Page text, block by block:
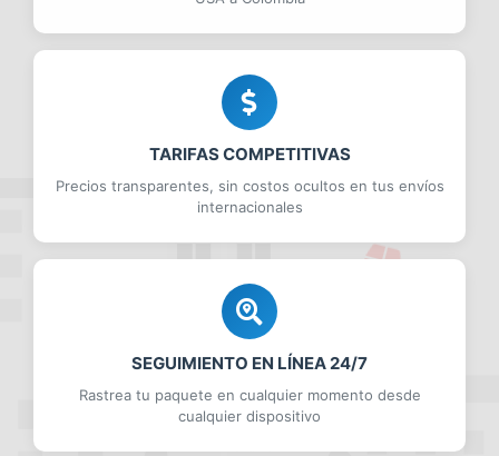
TARIFAS COMPETITIVAS
Precios transparentes, sin costos ocultos en tus envíos
internacionales
SEGUIMIENTO EN LÍNEA 24/7
Rastrea tu paquete en cualquier momento desde
cualquier dispositivo